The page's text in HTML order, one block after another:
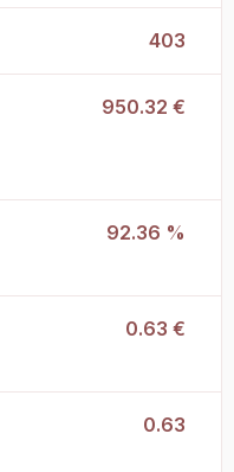
403
950.32 €
92.36 %
0.63 €
0.63